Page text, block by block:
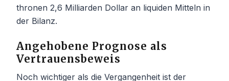
thronen 2,6 Milliarden Dollar an liquiden Mitteln in
der Bilanz.
Angehobene Prognose als
Vertrauensbeweis
Noch wichtiger als die Vergangenheit ist der